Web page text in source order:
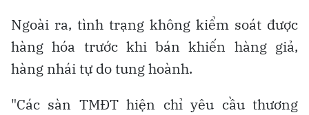
Ngoài ra, tình trạng không kiểm soát được
hàng hóa trước khi bán khiến hàng giả,
hàng nhái tự do tung hoành.
"Các sàn TMĐT hiện chỉ yêu cầu thương